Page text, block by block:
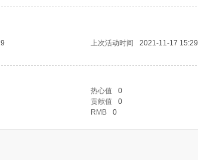
上次活动时间
2021-11-17 15:29
热心值
0
贡献值
0
RMB 0